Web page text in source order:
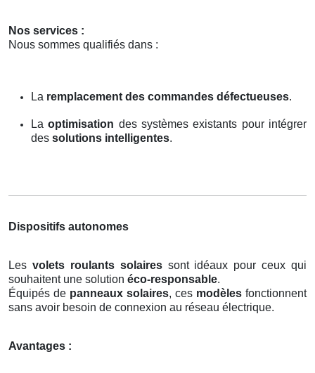
Nos services :
Nous sommes qualifiés dans :
La remplacement des commandes défectueuses.
Laoptimisation des systèmes existants pour intégrer
des solutions intelligentes.
Dispositifs autonomes
Les volets roulants solairessont idéaux pour ceux qui
souhaitent une solution éco-responsable.
Équipés de panneaux solaires, ces modèles fonctionnent
sans avoir besoin de connexion au réseau électrique.
Avantages :